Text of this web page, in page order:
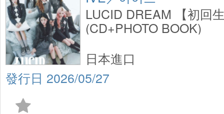
LUCID DREAM 【初回
(CD+PHOTO BOOK)
2026/05/27
日本進口